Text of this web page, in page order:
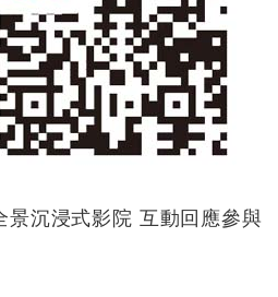
景沉浸式影院 互動回應參與